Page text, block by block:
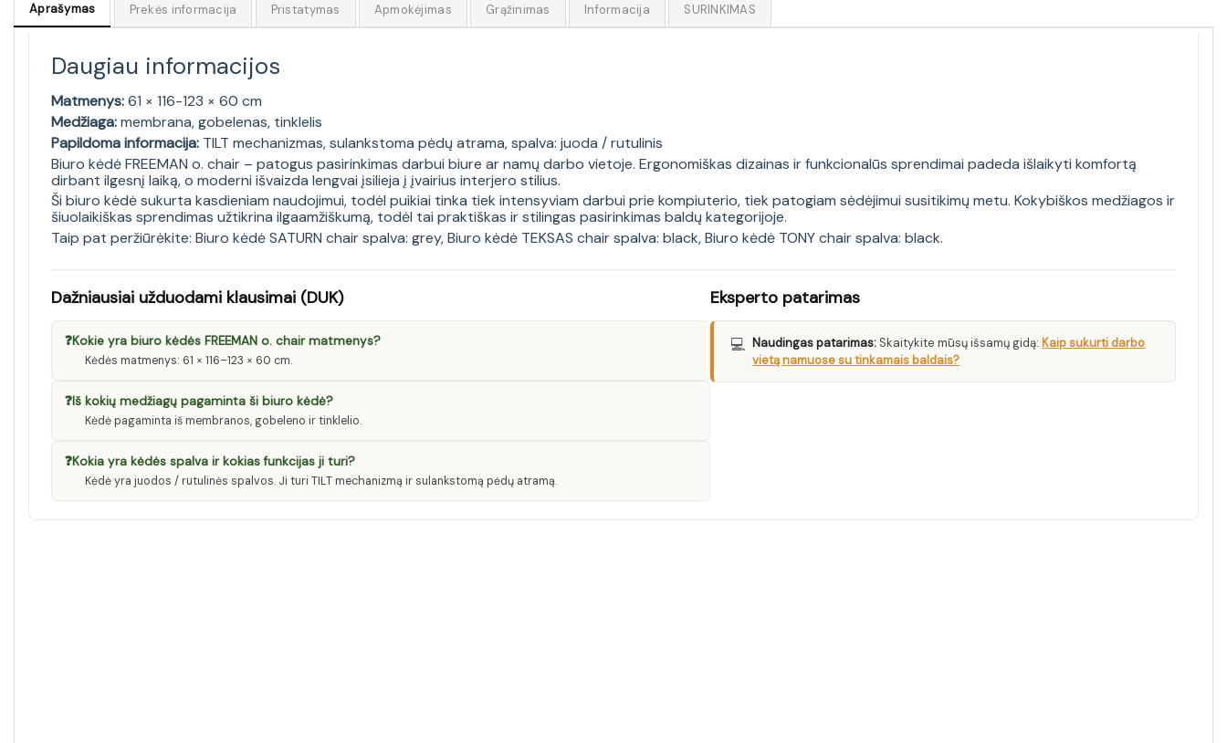
Aprašymas Prekės informacija Pristatymas Apmokėjimas Grąžinimas Informacija SURINKIMAS
Daugiau informacijos
Matmenys:61 × 116-123 × 60 cm
Medžiaga:membrana, gobelenas, tinklelis
Papildoma informacija: TILT mechanizmas, sulankstoma pėdų atrama, spalva: juoda / rutulinis
Biuro kėdė FREEMAN o. chair – patogus pasirinkimas darbui biure ar namų darbo vietoje. Ergonomiškas dizainas ir funkcionalūs sprendimai padeda išlaikyti komfortą
dirbant ilgesnį laiką, o moderni išvaizda lengvai įsilieja į įvairius interjero stilius.
Ši biuro kėdė sukurta kasdieniam naudojimui, todėl puikiai tinka tiek intensyviam darbui prie kompiuterio, tiek patogiam sėdėjimui susitikimų metu. Kokybiškos medžiagos ir
šiuolaikiškas sprendimas užtikrina ilgaamžiškumą, todėl tai praktiškas ir stilingas pasirinkimas baldų kategorijoje.
Taip pat peržiūrėkite: Biuro kėdė SATURN chair spalva: grey,Biuro kėdė TEKSAS chair spalva: black,Biuro kėdė TONY chair spalva: black.
Dažniausiai užduodami klausimai (DUK)
❓Kokie yra biuro kėdės FREEMAN o. chair matmenys?
Kėdės matmenys: 61 × 116–123 × 60 cm.
❓Iš kokių medžiagų pagaminta ši biuro kėdė?
Kėdė pagaminta iš membranos, gobeleno ir tinklelio.
❓Kokia yra kėdės spalva ir kokias funkcijas ji turi?
Kėdė yra juodos / rutulinės spalvos. Ji turi TILT mechanizmą ir sulankstomą pėdų atramą.
Eksperto patarimas
💻 Naudingas patarimas: Skaitykite mūsų išsamų gidą: Kaip sukurti darbo
vietą namuose su tinkamais baldais?